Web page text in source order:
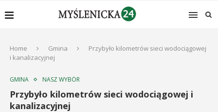
Home Gmina
Przybyło kilometrów sieci wodociągowej
i kanalizacyjnej
GMINA NASZ WYBÓR
Przybyło kilometrów sieci wodociągowej i
kanalizacyjnej